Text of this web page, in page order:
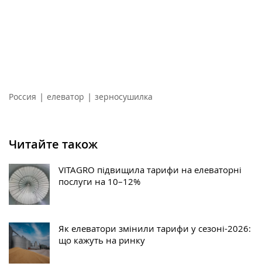
Россия | елеватор | зерносушилка
Читайте також
VITAGRO підвищила тарифи на елеваторні
послуги на 10–12%
Як елеватори змінили тарифи у сезоні-2026:
що кажуть на ринку